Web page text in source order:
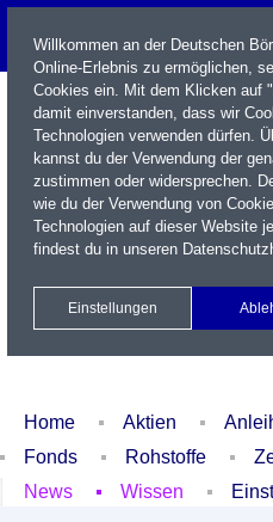
Name / WKN / ISIN / Kürzel
Newsletter Kontakt
Xetra Realtime
Watchlist
Home Aktien
Fonds
Rohstoffe
News
Wissen
Willkommen an der Deutschen
Online-Erlebnis zu ermöglichen,
Cookies ein. Mit dem Klicken auf
damit einverstanden, dass wir
Technologien verwenden dürfen.
kannst du der Verwendung der
zustimmen oder widersprechen.
wie du der Verwendung von
Technologien auf dieser Website
findest du in unseren
Einstellungen